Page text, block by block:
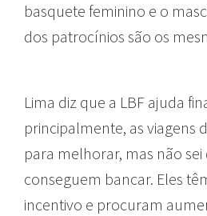
basquete feminino e o
dos patrocínios são os
Lima diz que a LBF ajuda
principalmente, as viagens
para melhorar, mas não
conseguem bancar. Eles
incentivo e procuram